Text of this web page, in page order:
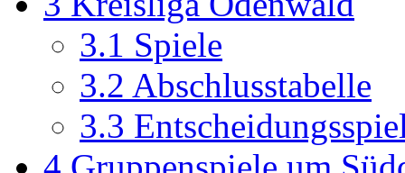
3.1 Spiele
3.2 Abschlusstabelle
3.3